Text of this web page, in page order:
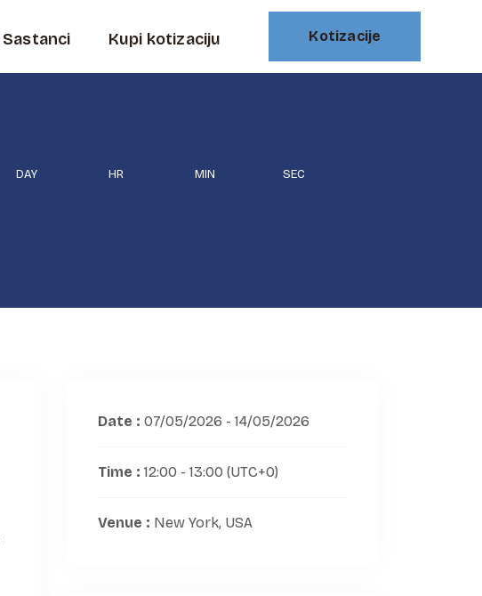
Sastanci Kupi kotizaciju Kotizacije
DAY HR MIN SEC
Date : 07/05/2026 - 14/05/2026
Time : 12:00 - 13:00 (UTC+0)
Venue : New York, USA